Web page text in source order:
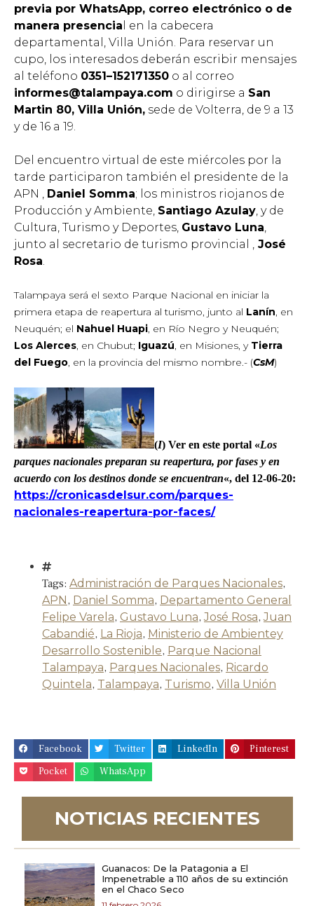
previa por WhatsApp, correo electrónico o de
manera presencia l en la cabecera
departamental, Villa Unión. Para reservar un
cupo, los interesados deberán escribir mensajes
al teléfono 0351–152171350 o al correo
informes@talampaya.com o dirigirse a San
Martin 80, Villa Unión, sede de Volterra, de 9 a 13
y de 16 a 19.
Del encuentro virtual de este miércoles por la
tarde participaron también el presidente de la
APN , Daniel Somma; los ministros riojanos de
Producción y Ambiente, Santiago Azulay, y de
Cultura, Turismo y Deportes, Gustavo Luna,
junto al secretario de turismo provincial , José
Rosa.
Talampaya será el sexto Parque Nacional en iniciar la
primera etapa de reapertura al turismo, junto al Lanín, en
Neuquén; el Nahuel Huapi, en Río Negro y Neuquén;
Los Alerces, en Chubut; Iguazú, en Misiones, y Tierra
del Fuego, en la provincia del mismo nombre.- (CsM)
(I) Ver en este portal «Los
parques nacionales preparan su reapertura, por fases y en
acuerdo con los destinos donde se encuentran«, del 12-06-20:
https://cronicasdelsur.com/parques-
nacionales-reapertura-por-faces/
Tags: Administración de Parques Nacionales,
APN, Daniel Somma, Departamento General
Felipe Varela, Gustavo Luna,José Rosa,Juan
Cabandié, La Rioja, Ministerio de Ambientey
Desarrollo Sostenible, Parque Nacional
Talampaya, Parques Nacionales, Ricardo
Quintela, Talampaya, Turismo, Villa Unión
Facebook Twitter LinkedIn
Pinterest
Pocket
WhatsApp
NOTICIAS RECIENTES
Guanacos: De la Patagonia a El
Impenetrable a 110 años de su extinción
en el Chaco Seco